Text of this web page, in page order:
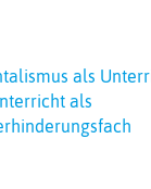
als
als